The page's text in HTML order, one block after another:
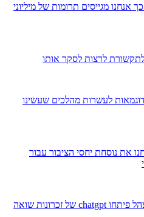
אנחנו מגייסים תרומות של מיליוני
לתקשורת לרצות לסקר אותו
לעשרות מהלכים שעשינו
את נוסחת יחסי הציבור עבור
הוואטסאפ של טובה: חסדי נעמי וצהל פיתחו chatgpt של זכרונות שואה